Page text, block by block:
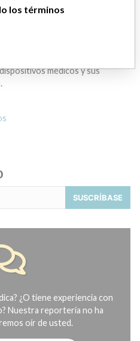
médicos y sus
SUSCRÍBASE
¿O tiene experiencia con
Nuestra reportería no ha
oír de usted.
los términos